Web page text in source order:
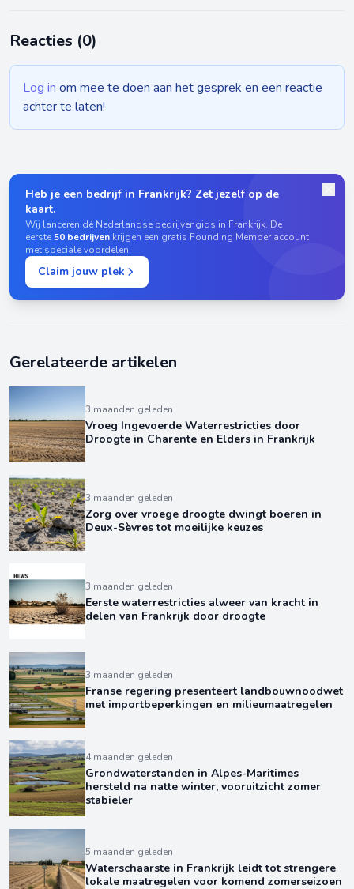
Reacties (0)
Log in om mee te doen aan het gesprek en een reactie
achter te laten!
Heb je een bedrijf in Frankrijk? Zet jezelf op de
kaart.
Wij lanceren dé Nederlandse bedrijvengids in Frankrijk. De
eerste50 bedrijven krijgen een gratis Founding Member account
met speciale voordelen.
Claim jouw plek
Gerelateerde artikelen
3 maanden geleden
Vroeg Ingevoerde Waterrestricties door
Droogte in Charente en Elders in Frankrijk
3 maanden geleden
Zorg over vroege droogte dwingt boeren in
Deux-Sèvres tot moeilijke keuzes
3 maanden geleden
Eerste waterrestricties alweer van kracht in
delen van Frankrijk door droogte
3 maanden geleden
Franse regering presenteert landbouwnoodwet
met importbeperkingen en milieumaatregelen
4 maanden geleden
Grondwaterstanden in Alpes-Maritimes
hersteld na natte winter, vooruitzicht zomer
stabieler
5 maanden geleden
Waterschaarste in Frankrijk leidt tot strengere
lokale maatregelen voor komend zomerseizoen